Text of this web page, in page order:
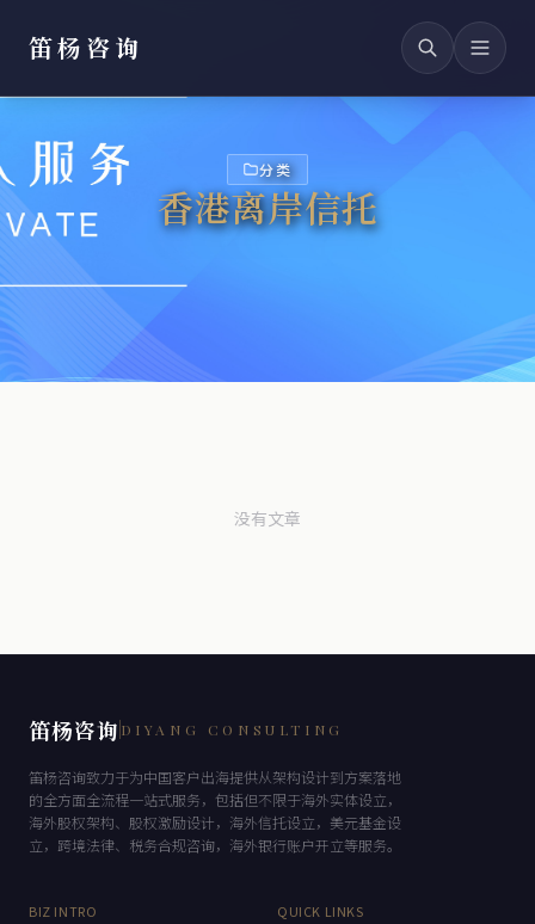
笛杨咨询
分类
香港离岸信托
没有文章
笛杨咨询 DIYANG CONSULTING
笛杨咨询致力于为中国客户出海提供从架构设计到方案落地
的全方面全流程一站式服务，包括但不限于海外实体设立，
海外股权架构、股权激励设计，海外信托设立，美元基金设
立，跨境法律、税务合规咨询，海外银行账户开立等服务。
BIZ INTRO QUICK LINKS